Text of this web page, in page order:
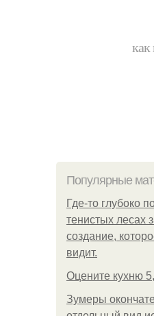
как
Популярные
Где-то глубоко
тенистых лесах
создание,
видит.
Оцените кухню
Зумеры